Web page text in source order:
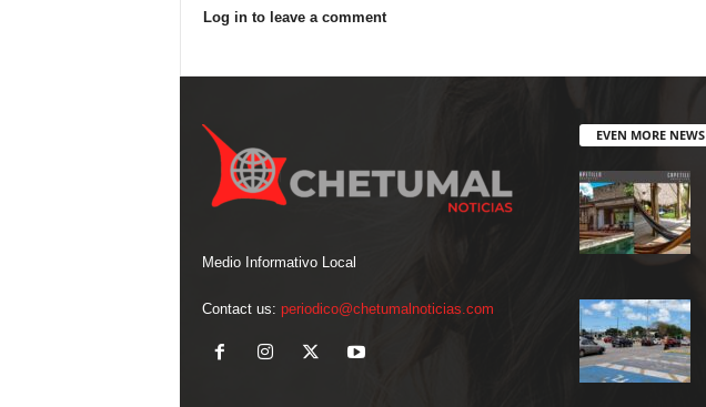
Log in to leave a comment
Medio Informativo Local
Contact us: periodico@chetumalnoticias.com
EVEN MORE NEWS